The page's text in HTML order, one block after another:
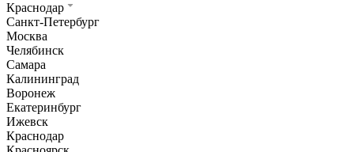
Краснодар
Санкт-Петербург
Москва
Челябинск
Самара
Калининград
Воронеж
Екатеринбург
Ижевск
Краснодар